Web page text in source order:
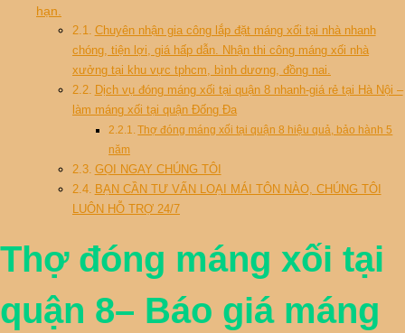
hạn.
Chuyên nhận gia công lắp đặt máng xối tại nhà nhanh
chóng, tiện lợi, giá hấp dẫn. Nhận thi công máng xối nhà
xưởng tại khu vực tphcm, bình dương, đồng nai.
Dịch vụ đóng máng xối tại quận 8 nhanh-giá rẻ tại Hà Nội –
làm máng xối tại quận Đống Đa
Thợ đóng máng xối tại quận 8 hiệu quả, bảo hành 5
năm
GỌI NGAY CHÚNG TÔI
BẠN CẦN TƯ VẤN LOẠI MÁI TÔN NÀO, CHÚNG TÔI
LUÔN HỖ TRỢ 24/7
Thợ đóng máng xối tại
quận 8– Báo giá máng